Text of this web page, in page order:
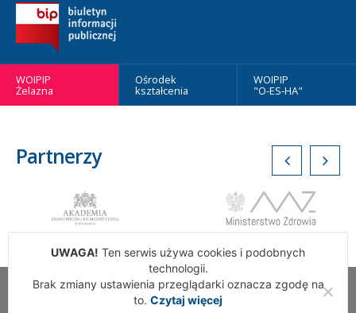
WOIPIP
Żelazna
Ośrodek
kształcenia
WOIPIP
"O-ES-HA"
Partnerzy
Wszelkie Prawa Zastrzeżone. Warszawska Okręgowa Izba
Pielęgniarek i Położnych
UWAGA! Ten serwis używa cookies i podobnych
technologii.
Brak zmiany ustawienia przeglądarki oznacza zgodę na
to. Czytaj więcej